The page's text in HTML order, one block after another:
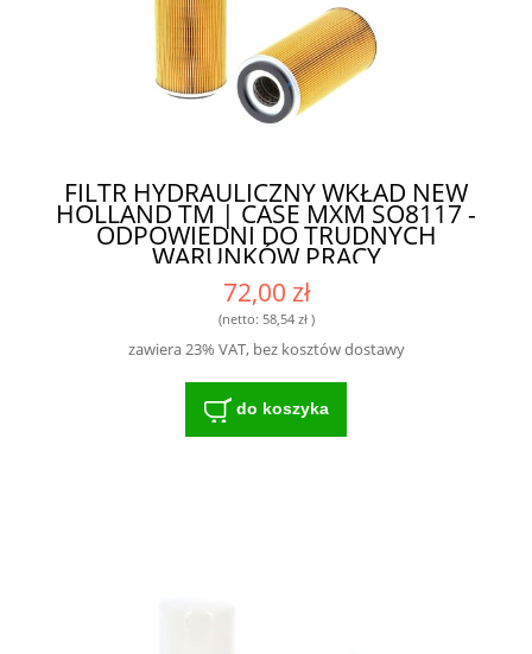
FILTR HYDRAULICZNY WKŁAD NEW
HOLLAND TM | CASE MXM SO8117 -
ODPOWIEDNI DO TRUDNYCH
WARUNKÓW PRACY
72,00 zł
(netto: 58,54 zł)
zawiera 23% VAT, bez kosztów dostawy
do koszyka